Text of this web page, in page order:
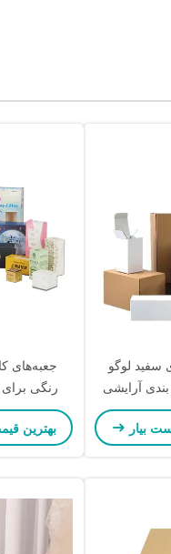
سفید لوگو
آرایشی
بیار
جعبه‌های
رنگی
بهترین